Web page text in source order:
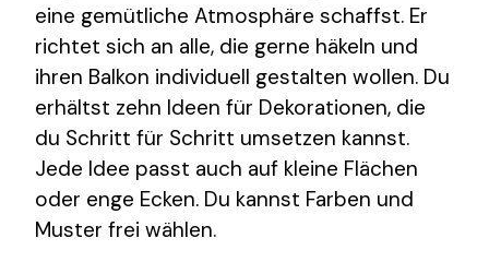
eine gemütliche Atmosphäre schaffst. Er
richtet sich an alle, die gerne häkeln und
ihren Balkon individuell gestalten wollen. Du
erhältst zehn Ideen für Dekorationen, die
du Schritt für Schritt umsetzen kannst.
Jede Idee passt auch auf kleine Flächen
oder enge Ecken. Du kannst Farben und
Muster frei wählen.